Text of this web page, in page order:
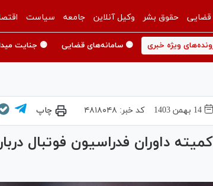
قضایی حقوق بشر وکیل آنلاین جامعه سیاست
ویژه خبری 🟡 سامانه‌های قضایی 🟡 جنایت
14 بهمن 1403 کد خبر: ۴۸۱۸۰۴۸ چاپ
داوران فدراسیون فوتبال